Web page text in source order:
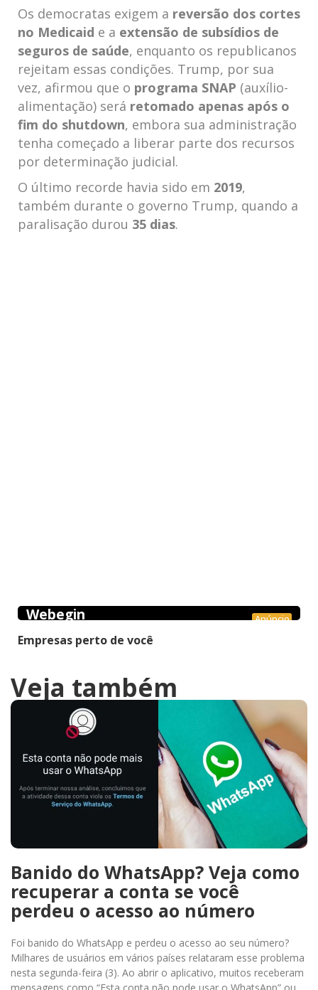
Os democratas exigem a reversão dos cortes
no Medicaid e a extensão de subsídios de
seguros de saúde, enquanto os republicanos
rejeitam essas condições. Trump, por sua
vez, afirmou que o programa SNAP (auxílio-
alimentação) será retomado apenas após o
fim do shutdown, embora sua administração
tenha começado a liberar parte dos recursos
por determinação judicial.
O último recorde havia sido em 2019,
também durante o governo Trump, quando a
paralisação durou 35 dias.
Anúncio
Webegin
Empresas perto de você
Veja também
Banido do WhatsApp? Veja como
recuperar a conta se você
perdeu o acesso ao número
Foi banido do WhatsApp e perdeu o acesso ao seu número?
Milhares de usuários em vários países relataram esse problema
nesta segunda-feira (3). Ao abrir o aplicativo, muitos receberam
mensagens como “Esta conta não pode usar o WhatsApp” ou